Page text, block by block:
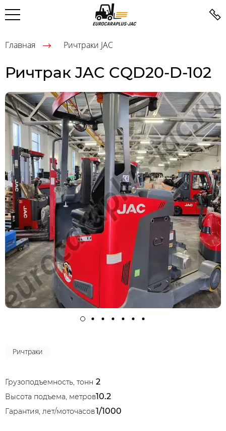
Главная Ричтраки JAC
Ричтрак JAC CQD20-D-102
Ричтраки
Грузоподъемность, тонн 2
Высота подъема, метров10.2
Гарантия, лет/моточасов1/1000